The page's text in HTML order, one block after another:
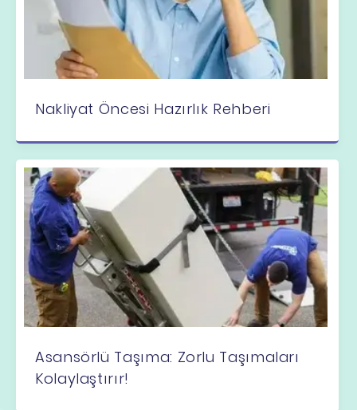
Nakliyat Öncesi Hazırlık Rehberi
Asansörlü Taşıma: Zorlu Taşımaları
Kolaylaştırır!